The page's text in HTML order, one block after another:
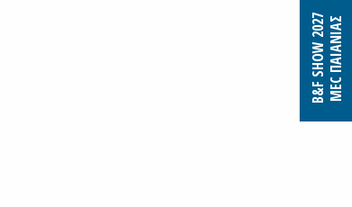
B&F SHOW 2027MEC ΠΑΙΑΝΙΑΣ